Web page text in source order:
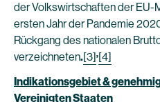
der Volkswirtschaften der EU-
ersten Jahr der Pandemie
Rückgang des nationalen
verzeichneten.[3],[4]
Indikationsgebiet &
Vereinigten Staaten